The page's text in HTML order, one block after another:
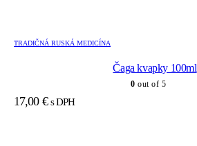
TRADIČNÁ RUSKÁ MEDICÍNA
Čaga kvapky 100ml
0 out of 5
17,00 € s DPH